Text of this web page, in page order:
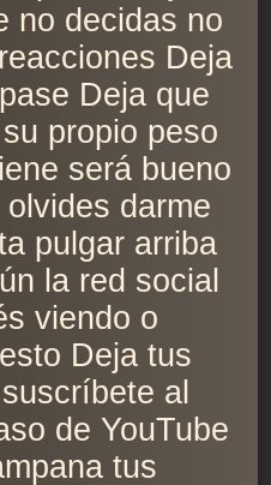
no decidas no
Deja
Deja que
propio peso
será bueno
darme
pulgar arriba
la red social
viendo o
Deja tus
al
de YouTube
tus